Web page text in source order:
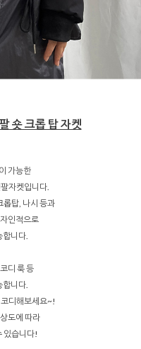
숏 크롭 탑 자켓
가능한
자켓입니다.
롭탑, 나시 등과
인적으로
합니다.
디 룩 등
합니다.
디해보세요~!
도에 따라
있습니다!